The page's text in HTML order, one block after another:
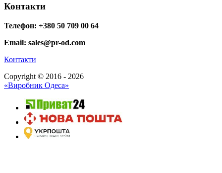
Контакти
Телефон: +380 50 709 00 64
Email: sales@pr-od.com
Контакти
Copyright © 2016 - 2026
«Виробник Одеса»